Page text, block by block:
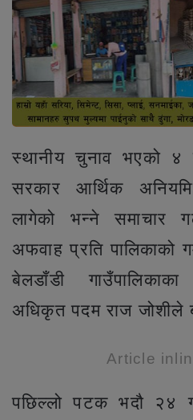
स्थानीय चुनाव भएको ४
सरकार आर्थिक
लागेको भन्ने समाचार
अफवाह प्रति पालिकाको
बेलडाँडी
अधिकृत पदम राज जोशीले
Article
पछिल्लो पटक भदौ २४